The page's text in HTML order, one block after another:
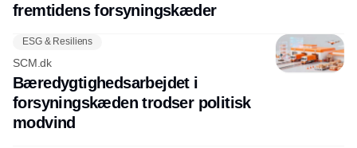
fremtidens forsyningskæder
ESG & Resiliens
SCM.dk
Bæredygtighedsarbejdet i
forsyningskæden trodser politisk
modvind